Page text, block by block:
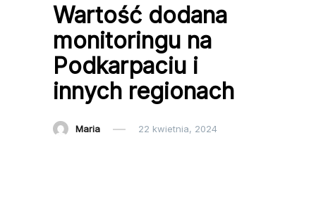
Wartość dodana
monitoringu na
Podkarpaciu i
innych regionach
Maria 22 kwietnia, 2024